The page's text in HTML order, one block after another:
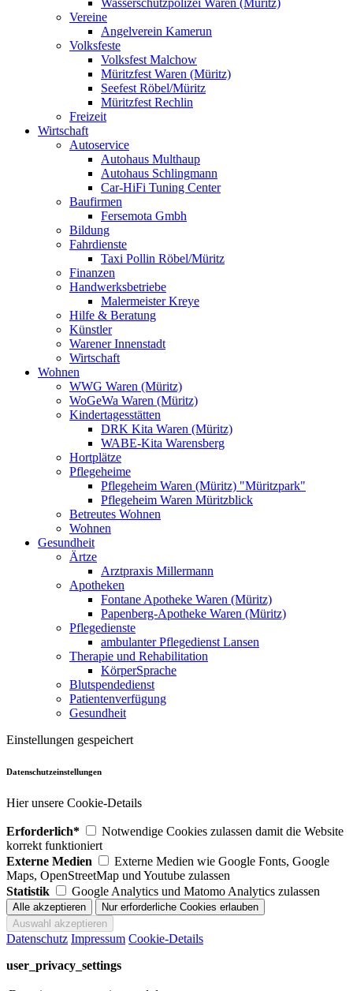
Wasserschutzpolizei Waren (Müritz)
Vereine
Angelverein Kamerun
Volksfeste
Volksfest Malchow
Müritzfest Waren (Müritz)
Seefest Röbel/Müritz
Müritzfest Rechlin
Freizeit
Wirtschaft
Autoservice
Autohaus Multhaup
Autohaus Schlingmann
Car-HiFi Tuning Center
Baufirmen
Fersemota Gmbh
Bildung
Fahrdienste
Taxi Pollin Röbel/Müritz
Finanzen
Handwerksbetriebe
Malermeister Kreye
Hilfe & Beratung
Künstler
Warener Innenstadt
Wirtschaft
Wohnen
WWG Waren (Müritz)
WoGeWa Waren (Müritz)
Kindertagesstätten
DRK Kita Waren (Müritz)
WABE-Kita Warensberg
Hortplätze
Pflegeheime
Pflegeheim Waren (Müritz) "Müritzpark"
Pflegeheim Waren Müritzblick
Betreutes Wohnen
Wohnen
Gesundheit
Ärtze
Arztpraxis Millermann
Apotheken
Fontane Apotheke Waren (Müritz)
Papenberg-Apotheke Waren (Müritz)
Pflegedienste
ambulanter Pflegedienst Lansen
Therapie und Rehabilitation
KörperSprache
Blutspendedienst
Patientenverfügung
Gesundheit
Einstellungen gespeichert
Datenschutzeinstellungen
Hier unsere Cookie-Details
Erforderlich*
Notwendige Cookies zulassen damit die Website
korrekt funktioniert
Externe Medien
Externe Medien wie Google Fonts, Google
Maps, OpenStreetMap und Youtube zulassen
Statistik
Google Analytics und Matomo Analytics zulassen
Datenschutz Impressum Cookie-Details
user_privacy_settings